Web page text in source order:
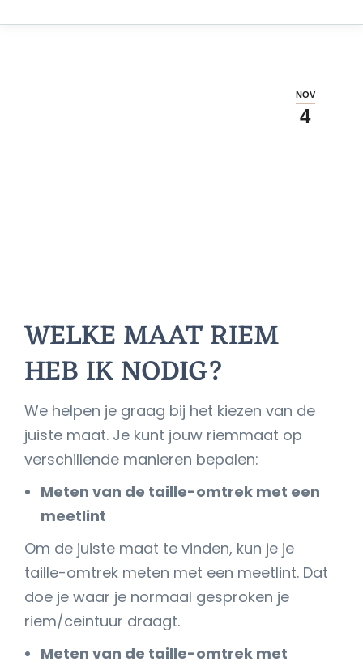
NOV
4
WELKE MAAT RIEM
HEB IK NODIG?
We helpen je graag bij het kiezen van de
juiste maat. Je kunt jouw riemmaat op
verschillende manieren bepalen:
Meten van de taille-omtrek met een
meetlint
Om de juiste maat te vinden, kun je je
taille-omtrek meten met een meetlint. Dat
doe je waar je normaal gesproken je
riem/ceintuur draagt.
Meten van de taille-omtrek met